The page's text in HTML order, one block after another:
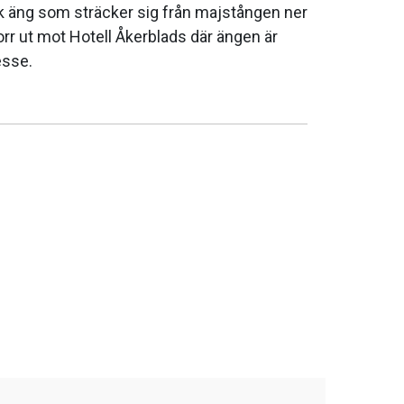
äng som sträcker sig från majstången ner
ut mot Hotell Åkerblads där ängen är